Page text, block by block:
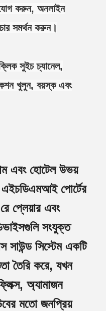
করুন, অনলাইন
সমর্থন করুন।
সুইচ চ্যানেল,
খুলুন, বয়স্ক এবং
এবং হোটেল উভয়
পোর্টের
প্লেয়ার এবং
সংযুক্ত
সাউন্ড সিস্টেম একটি
তৈরি করে, যখন
অ্যামাজন
মতো জনপ্রিয়